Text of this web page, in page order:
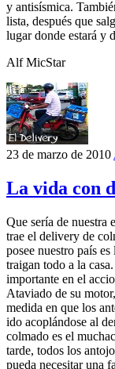
y antisísmica.
lista, después que
lugar donde estará y
Alf MicStar
23 de marzo de 2010
La vida con
Que sería de nuestra
trae el delivery de
posee nuestro país
traigan todo a la
importante en el
Ataviado de su
medida en que los
ido acoplándose al
colmado es el
tarde, todos los
pueda necesitar una